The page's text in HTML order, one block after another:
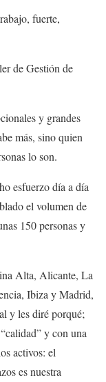
fuerte,
de Gestión de
y grandes
más, sino quien
lo son.
esfuerzo día a día
el volumen de
150 personas y
Alta, Alicante, La
Ibiza y Madrid,
y les diré porqué;
y con una
activos: el
es nuestra